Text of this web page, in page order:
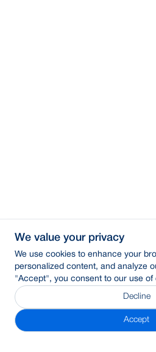
We value your privacy
We use cookies to enhance your
personalized content, and analyze
"Accept", you consent to our use of
Decline
Accept